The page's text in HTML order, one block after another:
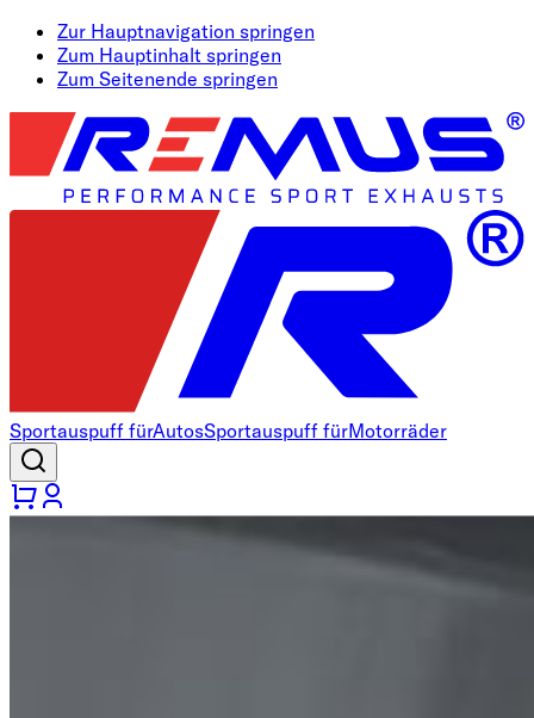
Zur Hauptnavigation springen
Zum Hauptinhalt springen
Zum Seitenende springen
Sportauspuff fürAutosSportauspuff fürMotorräder